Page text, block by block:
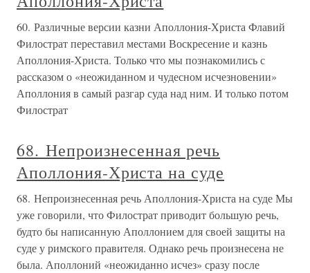
60. Различные версии казни Аполлония-Христа Флавий
Филострат переставил местами Воскресение и казнь
Аполлония-Христа. Только что мы познакомились с
рассказом о «неожиданном и чудесном исчезновении»
Аполлония в самый разгар суда над ним. И только потом
Филострат
68. Непроизнесенная речь
Аполлония-Христа на суде
68. Непроизнесенная речь Аполлония-Христа на суде Мы
уже говорили, что Филострат приводит большую речь,
будто бы написанную Аполлонием для своей защиты на
суде у римского правителя. Однако речь произнесена не
была. Аполлоний «неожиданно исчез» сразу после